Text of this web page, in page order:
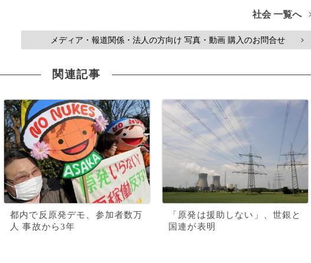
社会 一覧へ
メディア・報道関係・法人の方向け 写真・動画 購入のお問合せ >
関連記事
都内で反原発デモ、参加者数万
人 事故から3年
「原発は援助しない」、世銀と
国連が表明